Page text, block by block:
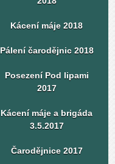
Kácení máje 2018
Pálení čarodějnic 2018
Posezení Pod lipami
2017
Kácení máje a brigáda
3.5.2017
Čarodějnice 2017